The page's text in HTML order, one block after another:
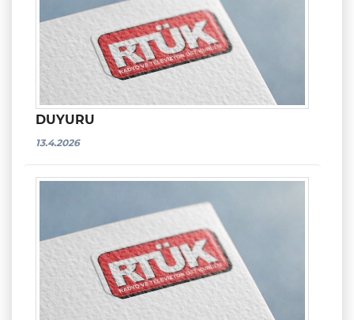
DUYURU
13.4.2026